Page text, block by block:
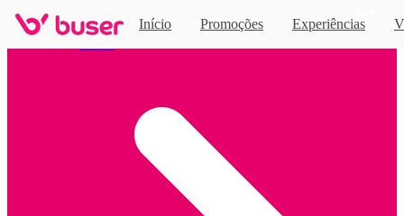
Início Promoções Experiências